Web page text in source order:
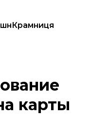
Крамниця
карты